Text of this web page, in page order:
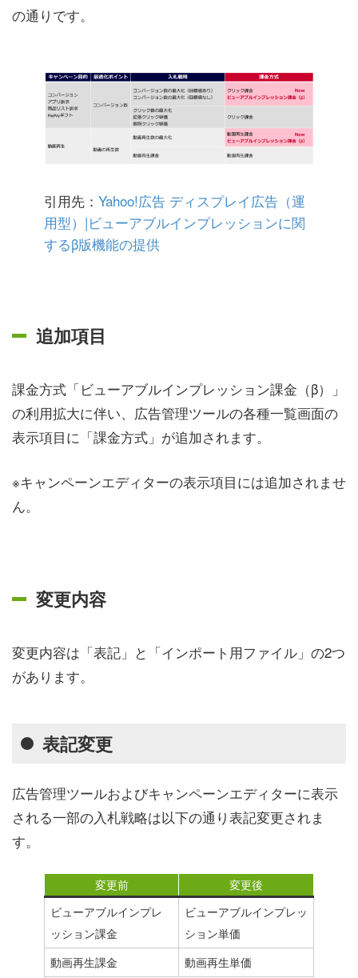
の通りです。
引用先： Yahoo!広告 ディスプレイ広告（運
用型）|ビューアブルインプレッションに関
するβ版機能の提供
追加項目
課金方式「ビューアブルインプレッション課金（β）」
の利用拡大に伴い、広告管理ツールの各種一覧画面の
表示項目に「課金方式」が追加されます。
※キャンペーンエディターの表示項目には追加されませ
ん。
変更内容
変更内容は「表記」と「インポート用ファイル」の2つ
があります。
表記変更
広告管理ツールおよびキャンペーンエディターに表示
される一部の入札戦略は以下の通り表記変更されま
す。
変更前
変更後
ビューアブルインプレ
ッション課金
ビューアブルインプレッ
ション単価
動画再生課金
動画再生単価